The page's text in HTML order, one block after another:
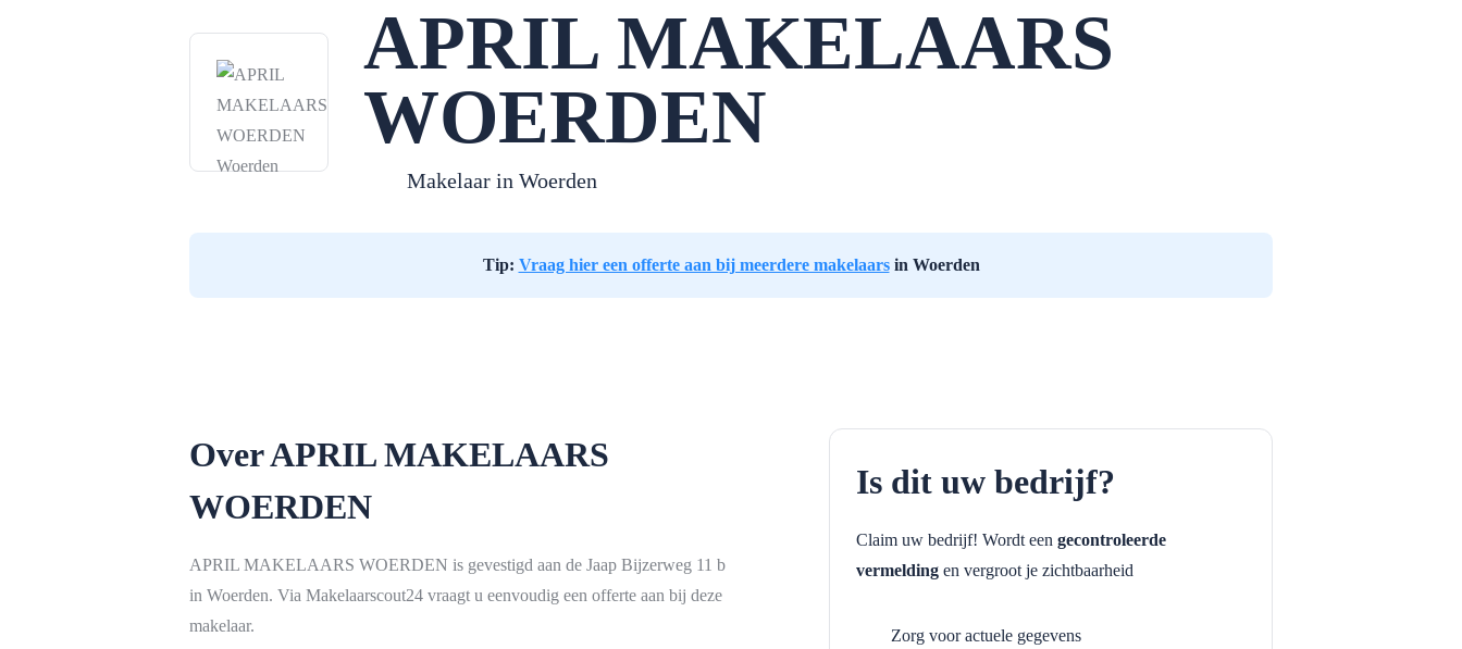
APRIL MAKELAARS
WOERDEN
Makelaar in Woerden
Tip: Vraag hier een offerte aan bij meerdere makelaarsin Woerden
Over APRIL MAKELAARS
WOERDEN
APRIL MAKELAARS WOERDEN is gevestigd aan de Jaap Bijzerweg 11 b
in Woerden. Via Makelaarscout24 vraagt u eenvoudig een offerte aan bij deze
makelaar.
Is dit uw bedrijf?
Claim uw bedrijf! Wordt een gecontroleerde
vermelding en vergroot je zichtbaarheid
Zorg voor actuele gegevens